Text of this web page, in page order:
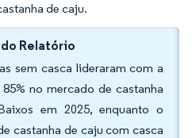
de caju.
Relatório
sem casca lideraram com a
no mercado de castanha
em 2025, enquanto o
castanha de caju com casca